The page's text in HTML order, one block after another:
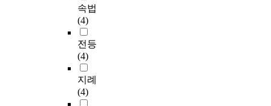
속법
(4)
전등
(4)
지례
(4)